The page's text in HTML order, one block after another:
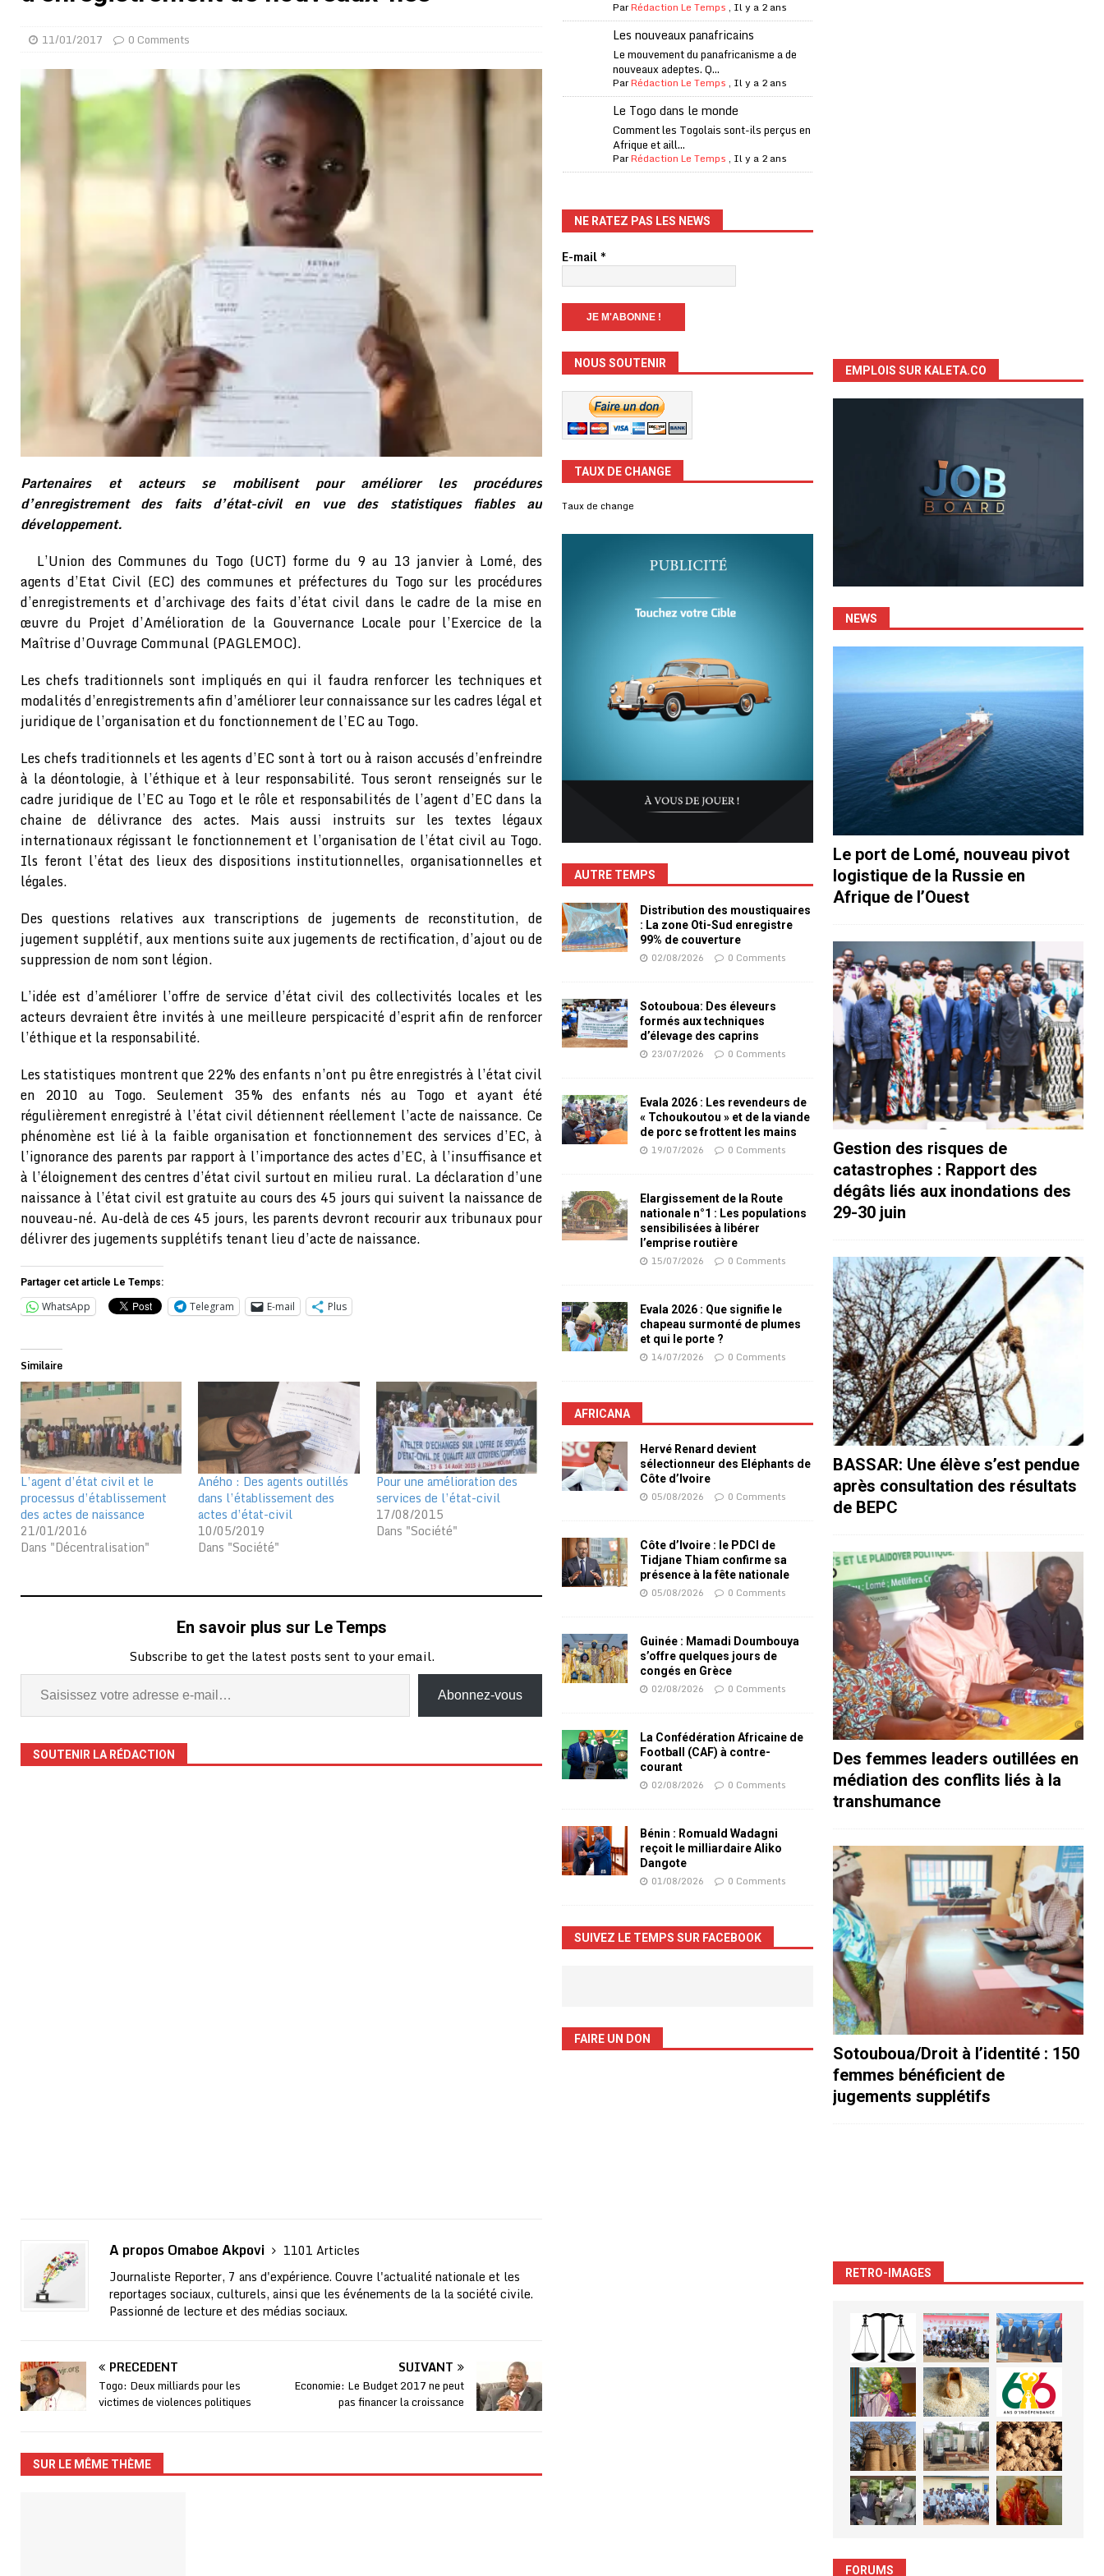
A LA UNE
[ 02/08/2026 ] La Confédération Africaine de Football (CAF) à contre-courant
[ 01/08/2026 ]
Quatre candidats à la succession d’Infantino à la tête de la FIFA
A LA UNE
[ 01/08/2026 ] Bénin : Romuald Wadagni reçoit le milliardaire Aliko Dangote
A LA UNE
Niger : le FMI débloque une bouffée d’oxygène financière
[ 31/07/2026 ]
Franco Baresi, légendaire défenseur de l’Italie et de l’AC Milan, est mort à 66 ans
A LA UNE
[ 31/07/2026 ] Benjamin Mendy a vendu aux enchères son trophée de la Coupe du monde
Bénin : les membres du Sénat installés
Projet d’investisseurs à la Fifa: l’UEFA menace à «l’unanimité» d’un boycott des Coupes du monde
BUSINESS
[ 30/07/2026 ]
Mali : au moins 19 soldats exécutés, Amnesty International exige une enquête
[ 05/08/2026 ]
Hervé Renard devient sélectionneur des Eléphants de Côte d’Ivoire
11/01/2017 0 Comments
Partenaires et acteurs se mobilisent pour améliorer les procédures
d’enregistrement des faits d’état-civil en vue des statistiques fiables au
développement.
L’Union des Communes du Togo (UCT) forme du 9 au 13 janvier à Lomé, des
agents d’Etat Civil (EC) des communes et préfectures du Togo sur les procédures
d’enregistrements et d’archivage des faits d’état civil dans le cadre de la mise en
œuvre du Projet d’Amélioration de la Gouvernance Locale pour l’Exercice de la
Maîtrise d’Ouvrage Communal (PAGLEMOC).
Les chefs traditionnels sont impliqués en qui il faudra renforcer les techniques et
modalités d’enregistrements afin d’améliorer leur connaissance sur les cadres légal et
juridique de l’organisation et du fonctionnement de l’EC au Togo.
Les chefs traditionnels et les agents d’EC sont à tort ou à raison accusés d’enfreindre
à la déontologie, à l’éthique et à leur responsabilité. Tous seront renseignés sur le
cadre juridique de l’EC au Togo et le rôle et responsabilités de l’agent d’EC dans la
chaine de délivrance des actes. Mais aussi instruits sur les textes légaux
internationaux régissant le fonctionnement et l’organisation de l’état civil au Togo.
Ils feront l’état des lieux des dispositions institutionnelles, organisationnelles et
légales.
Des questions relatives aux transcriptions de jugements de reconstitution, de
jugement supplétif, aux mentions suite aux jugements de rectification, d’ajout ou de
suppression de nom sont légion.
L’idée est d’améliorer l’offre de service d’état civil des collectivités locales et les
acteurs devraient être invités à une meilleure perspicacité d’esprit afin de renforcer
l’éthique et la responsabilité.
Les statistiques montrent que 22% des enfants n’ont pu être enregistrés à l’état civil
en 2010 au Togo. Seulement 35% des enfants nés au Togo et ayant été
régulièrement enregistré à l’état civil détiennent réellement l’acte de naissance. Ce
phénomène est lié à la faible organisation et fonctionnement des services d’EC, à
l’ignorance des parents par rapport à l’importance des actes d’EC, à l’insuffisance et
à l’éloignement des centres d’état civil surtout en milieu rural. La déclaration d’une
naissance à l’état civil est gratuite au cours des 45 jours qui suivent la naissance de
nouveau-né. Au-delà de ces 45 jours, les parents devront recourir aux tribunaux pour
délivrer des jugements supplétifs tenant lieu d’acte de naissance.
Partager cet article Le Temps:
WhatsApp Telegram E-mail Plus
Similaire
L’agent d’état civil et le
processus d’établissement
des actes de naissance
21/01/2016
Dans "Décentralisation"
Aného : Des agents outillés
dans l’établissement des
actes d’état-civil
10/05/2019
Dans "Société"
Pour une amélioration des
services de l’état-civil
17/08/2015
Dans "Société"
En savoir plus sur Le Temps
Subscribe to get the latest posts sent to your email.
Abonnez-vous
SOUTENIR LA RÉDACTION
A propos Omaboe Akpovi
1101 Articles
Journaliste Reporter, 7 ans d'expérience. Couvre l'actualité nationale et les
reportages sociaux, culturels, ainsi que les événements de la la société civile.
Passionné de lecture et des médias sociaux.
PRÉCÉDENT
Togo: Deux milliards pour les
victimes de violences politiques
SUIVANT
Economie: Le Budget 2017 ne peut
pas financer la croissance
SUR LE MÊME THÈME
ParRédaction Le Temps , Il y a 2 ans
Les nouveaux panafricains
Le mouvement du panafricanisme a de
nouveaux adeptes. Q...
ParRédaction Le Temps , Il y a 2 ans
Le Togo dans le monde
Comment les Togolais sont-ils perçus en
Afrique et aill...
ParRédaction Le Temps , Il y a 2 ans
NE RATEZ PAS LES NEWS
E-mail*
NOUS SOUTENIR
TAUX DE CHANGE
Taux de change
AUTRE TEMPS
Distribution des moustiquaires
: La zone Oti-Sud enregistre
99% de couverture
02/08/2026 0 Comments
Sotouboua: Des éleveurs
formés aux techniques
d’élevage des caprins
23/07/2026 0 Comments
Evala 2026 : Les revendeurs de
« Tchoukoutou » et de la viande
de porc se frottent les mains
19/07/2026 0 Comments
Elargissement de la Route
nationale n°1 : Les populations
sensibilisées à libérer
l’emprise routière
15/07/2026 0 Comments
Evala 2026 : Que signifie le
chapeau surmonté de plumes
et qui le porte ?
14/07/2026 0 Comments
AFRICANA
Hervé Renard devient
sélectionneur des Eléphants de
Côte d’Ivoire
05/08/2026 0 Comments
Côte d’Ivoire : le PDCI de
Tidjane Thiam confirme sa
présence à la fête nationale
05/08/2026 0 Comments
Guinée : Mamadi Doumbouya
s’offre quelques jours de
congés en Grèce
02/08/2026 0 Comments
La Confédération Africaine de
Football (CAF) à contre-
courant
02/08/2026 0 Comments
Bénin : Romuald Wadagni
reçoit le milliardaire Aliko
Dangote
01/08/2026 0 Comments
SUIVEZ LE TEMPS SUR FACEBOOK
FAIRE UN DON
EMPLOIS SUR KALETA.CO
NEWS
Le port de Lomé, nouveau pivot
logistique de la Russie en
Afrique de l’Ouest
Gestion des risques de
catastrophes : Rapport des
dégâts liés aux inondations des
29-30 juin
BASSAR: Une élève s’est pendue
après consultation des résultats
de BEPC
Des femmes leaders outillées en
médiation des conflits liés à la
transhumance
Sotouboua/Droit à l’identité : 150
femmes bénéficient de
jugements supplétifs
RETRO-IMAGES
FORUMS